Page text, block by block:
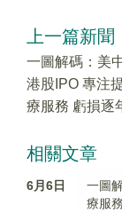
上一篇新聞
一圖解碼：美
港股IPO 專注
療服務 虧損逐
相關文章
6月6日
一圖
療服